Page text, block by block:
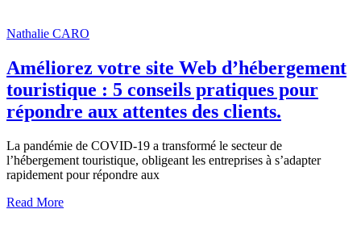
Nathalie CARO
Améliorez votre site Web d’hébergement
touristique : 5 conseils pratiques pour
répondre aux attentes des clients.
La pandémie de COVID-19 a transformé le secteur de
l’hébergement touristique, obligeant les entreprises à s’adapter
rapidement pour répondre aux
Read More